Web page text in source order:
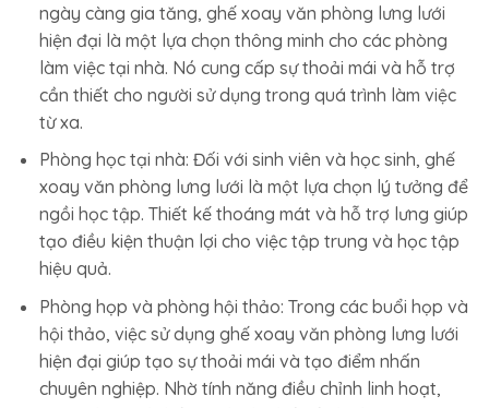
ngày càng gia tăng, ghế xoay văn phòng lưng lưới
hiện đại là một lựa chọn thông minh cho các phòng
làm việc tại nhà. Nó cung cấp sự thoải mái và hỗ trợ
cần thiết cho người sử dụng trong quá trình làm việc
từ xa.
Phòng học tại nhà: Đối với sinh viên và học sinh, ghế
xoay văn phòng lưng lưới là một lựa chọn lý tưởng để
ngồi học tập. Thiết kế thoáng mát và hỗ trợ lưng giúp
tạo điều kiện thuận lợi cho việc tập trung và học tập
hiệu quả.
Phòng họp và phòng hội thảo: Trong các buổi họp và
hội thảo, việc sử dụng ghế xoay văn phòng lưng lưới
hiện đại giúp tạo sự thoải mái và tạo điểm nhấn
chuyên nghiệp. Nhờ tính năng điều chỉnh linh hoạt,